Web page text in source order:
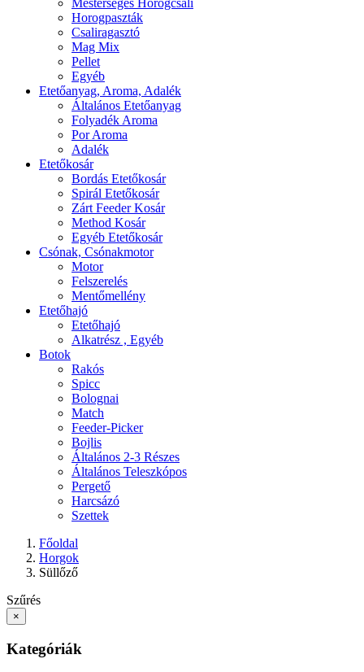
Mesterséges Horogcsali
Horogpaszták
Csaliragasztó
Mag Mix
Pellet
Egyéb
Etetőanyag, Aroma, Adalék
Általános Etetőanyag
Folyadék Aroma
Por Aroma
Adalék
Etetőkosár
Bordás Etetőkosár
Spirál Etetőkosár
Zárt Feeder Kosár
Method Kosár
Egyéb Etetőkosár
Csónak, Csónakmotor
Motor
Felszerelés
Mentőmellény
Etetőhajó
Etetőhajó
Alkatrész , Egyéb
Botok
Rakós
Spicc
Bolognai
Match
Feeder-Picker
Bojlis
Általános 2-3 Részes
Általános Teleszkópos
Pergető
Harcsázó
Szettek
Főoldal
Horgok
Süllőző
Szűrés
×
Kategóriák